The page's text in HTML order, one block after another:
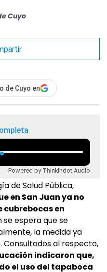
Cuyo
de Cuyo en
Powered by Thinkindot Audio
de Salud Pública,
en San Juan ya no
cubrebocas en
se espera que se
la medida ya
Consultados al respecto,
indicaron que,
el uso del tapaboca